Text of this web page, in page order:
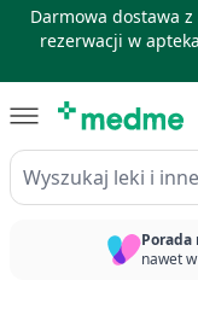
Darmowa dostawa z
rezerwacji w
Wyszukaj leki i inne
Porada
nawet